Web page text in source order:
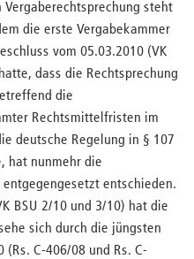
steht
die erste Vergabekammer
vom 05.03.2010 (VK
dass die Rechtsprechung
die
Rechtsmittelfristen im
deutsche Regelung in § 107
hat nunmehr die
entschieden.
BSU 2/10 und 3/10) hat die
sich durch die jüngsten
(Rs. C-406/08 und Rs. C-